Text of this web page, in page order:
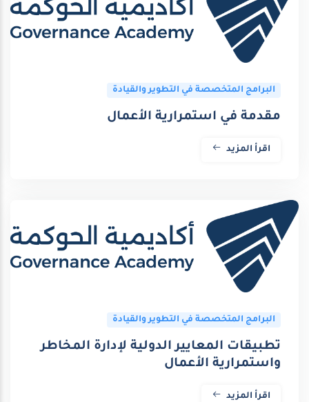
البرامج المتخصصة في التطوير والقيادة
مقدمة في استمرارية الأعمال
اقرأ المزيد
البرامج المتخصصة في التطوير والقيادة
تطبيقات المعايير الدولية لإدارة المخاطر
واستمرارية الأعمال
اقرأ المزيد